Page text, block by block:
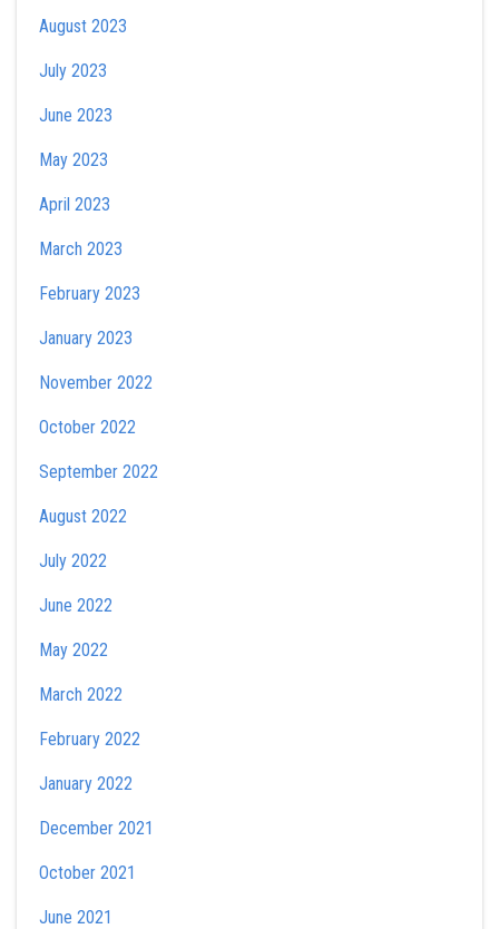
August 2023
July 2023
June 2023
May 2023
April 2023
March 2023
February 2023
January 2023
November 2022
October 2022
September 2022
August 2022
July 2022
June 2022
May 2022
March 2022
February 2022
January 2022
December 2021
October 2021
June 2021